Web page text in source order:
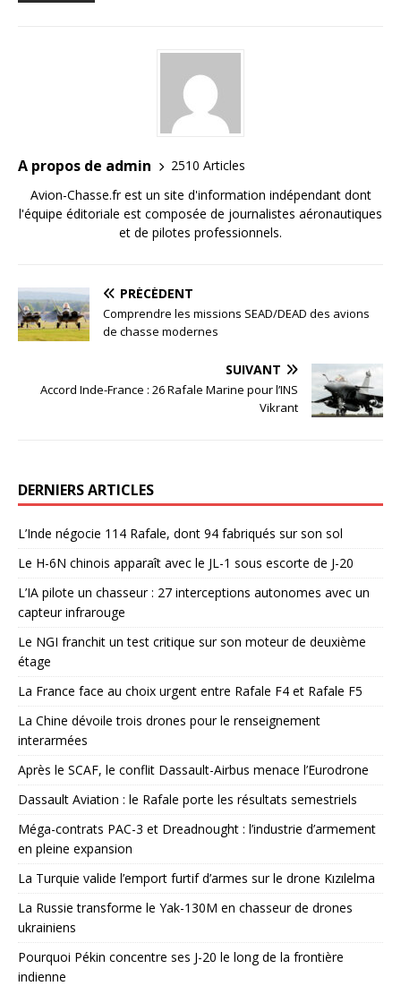
A propos de admin
2510 Articles
Avion-Chasse.fr est un site d'information indépendant dont
l'équipe éditoriale est composée de journalistes aéronautiques
et de pilotes professionnels.
PRÉCÉDENT
Comprendre les missions SEAD/DEAD des avions
de chasse modernes
SUIVANT
Accord Inde-France : 26 Rafale Marine pour l’INS
Vikrant
DERNIERS ARTICLES
L’Inde négocie 114 Rafale, dont 94 fabriqués sur son sol
Le H-6N chinois apparaît avec le JL-1 sous escorte de J-20
L’IA pilote un chasseur : 27 interceptions autonomes avec un
capteur infrarouge
Le NGI franchit un test critique sur son moteur de deuxième
étage
La France face au choix urgent entre Rafale F4 et Rafale F5
La Chine dévoile trois drones pour le renseignement
interarmées
Après le SCAF, le conflit Dassault-Airbus menace l’Eurodrone
Dassault Aviation : le Rafale porte les résultats semestriels
Méga-contrats PAC-3 et Dreadnought : l’industrie d’armement
en pleine expansion
La Turquie valide l’emport furtif d’armes sur le drone Kızılelma
La Russie transforme le Yak-130M en chasseur de drones
ukrainiens
Pourquoi Pékin concentre ses J-20 le long de la frontière
indienne